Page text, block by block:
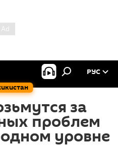
РУС
за
проблем
уровне